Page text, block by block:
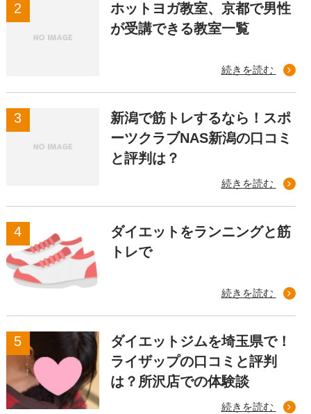
ホットヨガ教室、京都で男性
が受講できる教室一覧
続きを読む
新潟で筋トレするなら！スポ
ーツクラブNAS新潟の口コミ
と評判は？
続きを読む
ダイエットをランニングと筋
トレで
続きを読む
ダイエットジムを埼玉県で！
ライザップの口コミと評判
は？所沢店での体験談
続きを読む